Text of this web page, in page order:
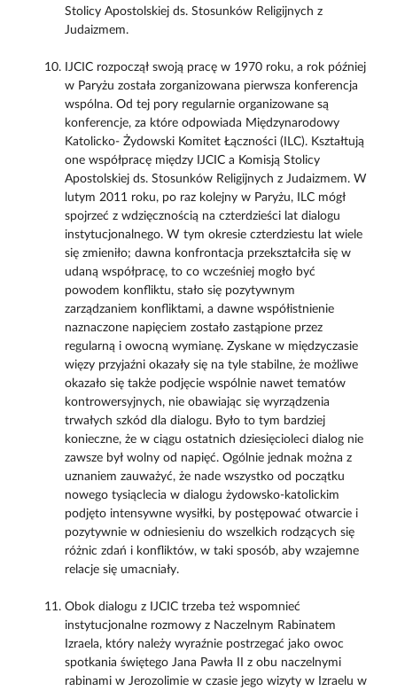
Stolicy Apostolskiej ds. Stosunków Religijnych z
Judaizmem.
IJCIC rozpoczął swoją pracę w 1970 roku, a rok później
w Paryżu została zorganizowana pierwsza konferencja
wspólna. Od tej pory regularnie organizowane są
konferencje, za które odpowiada Międzynarodowy
Katolicko- Żydowski Komitet Łączności (ILC). Kształtują
one współpracę między IJCIC a Komisją Stolicy
Apostolskiej ds. Stosunków Religijnych z Judaizmem. W
lutym 2011 roku, po raz kolejny w Paryżu, ILC mógł
spojrzeć z wdzięcznością na czterdzieści lat dialogu
instytucjonalnego. W tym okresie czterdziestu lat wiele
się zmieniło; dawna konfrontacja przekształciła się w
udaną współpracę, to co wcześniej mogło być
powodem konfliktu, stało się pozytywnym
zarządzaniem konfliktami, a dawne współistnienie
naznaczone napięciem zostało zastąpione przez
regularną i owocną wymianę. Zyskane w międzyczasie
więzy przyjaźni okazały się na tyle stabilne, że możliwe
okazało się także podjęcie wspólnie nawet tematów
kontrowersyjnych, nie obawiając się wyrządzenia
trwałych szkód dla dialogu. Było to tym bardziej
konieczne, że w ciągu ostatnich dziesięcioleci dialog nie
zawsze był wolny od napięć. Ogólnie jednak można z
uznaniem zauważyć, że nade wszystko od początku
nowego tysiąclecia w dialogu żydowsko-katolickim
podjęto intensywne wysiłki, by postępować otwarcie i
pozytywnie w odniesieniu do wszelkich rodzących się
różnic zdań i konfliktów, w taki sposób, aby wzajemne
relacje się umacniały.
Obok dialogu z IJCIC trzeba też wspomnieć
instytucjonalne rozmowy z Naczelnym Rabinatem
Izraela, który należy wyraźnie postrzegać jako owoc
spotkania świętego Jana Pawła II z obu naczelnymi
rabinami w Jerozolimie w czasie jego wizyty w Izraelu w